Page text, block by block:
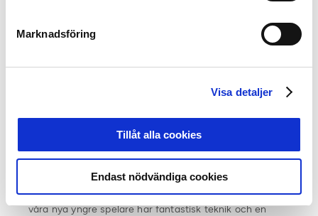
Marknadsföring
Visa detaljer
Tillåt alla cookies
Endast nödvändiga cookies
Malmö FF (14 090) och Djurgården (13 145). Samma tre
Lägsta publiksiffran noterades den 20 september: 614
Brommapojkarna ta sig an BK Häcken. Bortalaget vann
– Vi ser allt fler mål i Allsvenskan och framför allt
spektakulära sådana. En avgörande anledning är att
våra nya yngre spelare har fantastisk teknik och en